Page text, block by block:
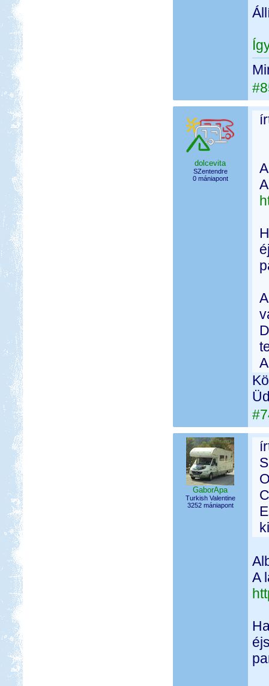
dolcevita
SZentendre
0 mániapont
GaborApa
Turkish Valentine
3252 mániapont
A